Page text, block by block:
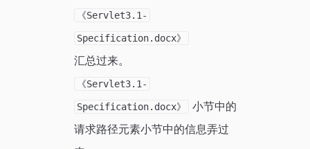
《Servlet3.1-
Specification.docx》
汇总过来。
《Servlet3.1-
Specification.docx》
小节中的
请求路径元素小节中的信息弄过